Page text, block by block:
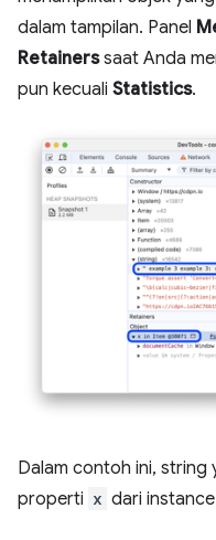
dalam tampilan. Panel
Retainerssaat Anda
pun kecuali Statistics.
Dalam contoh ini, string
properti x dari instance